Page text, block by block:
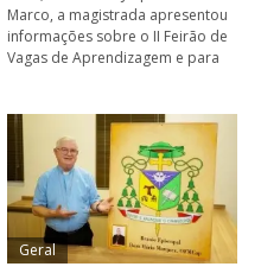
Marco, a magistrada apresentou
informações sobre o II Feirão de
Vagas de Aprendizagem e para
Geral